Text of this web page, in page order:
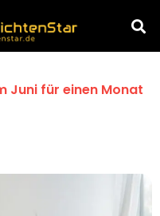
Juni für einen Monat